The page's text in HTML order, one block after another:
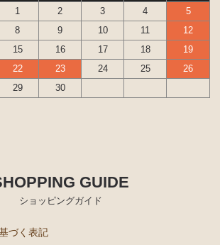
1
2 3 4
5
8 9 10 11
12
15 16 17 18
19
22 23 24 25
26
29 30
GUIDE
ショッピングガイド
づく表記